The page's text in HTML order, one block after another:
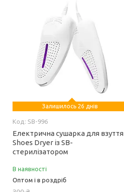
Залишилось 26 днів
SB-996
Електрична сушарка для взуття
Shoes Dryer із SB-
стерилізатором
В наявності
Оптом і в роздріб